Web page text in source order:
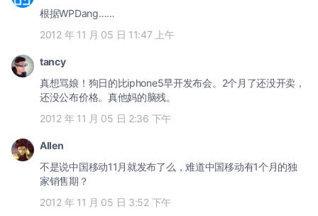
根据WPDang……
2012 年 11 月 05 日 11:47 上午
tancy
真想骂娘！狗日的比iphone5早开发布会。2个月了还没开卖，
还没公布价格。真他妈的脑残。
2012 年 11 月 05 日 2:36 下午
Allen
不是说中国移动11月就发布了么，难道中国移动有1个月的独
家销售期？
2012 年 11 月 05 日 3:52 下午